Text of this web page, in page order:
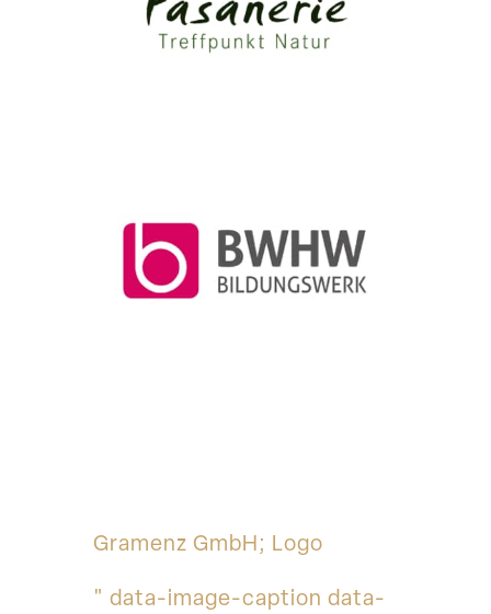
Gramenz GmbH; Logo
" data-image-caption data-